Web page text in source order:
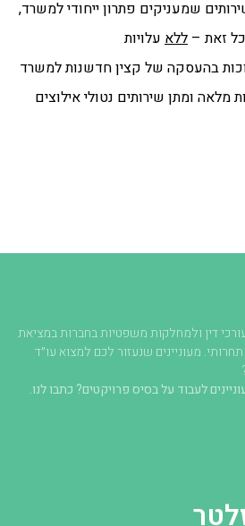
שמעניקים פתרון ייחודי למשרד,
זאת – ללא עלויות
בהעסקה של קצין חדשנות למשרד
מלאה ומתן שירותים נטולי אילוצים
דין ולמחלקות משפטיות בחברות במציאת
מעוניינים שנעזור לכם למצוא עו״ד
לעבוד על בסיס פרויקטים? כתבו לנו.